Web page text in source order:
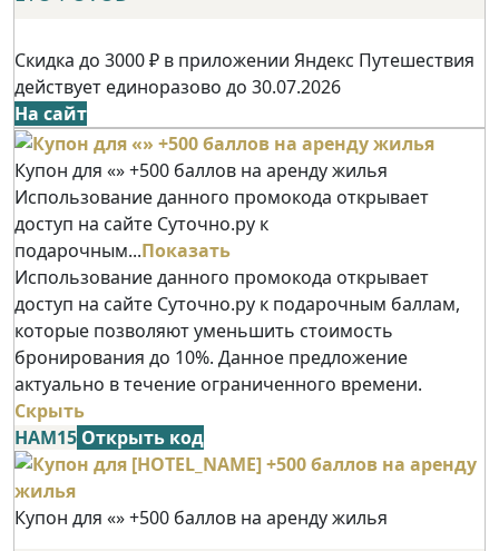
Скидка до 3000 ₽ в приложении Яндекс Путешествия
действует единоразово до 30.07.2026
На сайт
Купон для «» +500 баллов на аренду жилья
Использование данного промокода открывает
доступ на сайте Суточно.ру к
подарочным...Показать
Использование данного промокода открывает
доступ на сайте Суточно.ру к подарочным баллам,
которые позволяют уменьшить стоимость
бронирования до 10%. Данное предложение
актуально в течение ограниченного времени.
Скрыть
НАМ15 Открыть код
Купон для «» +500 баллов на аренду жилья